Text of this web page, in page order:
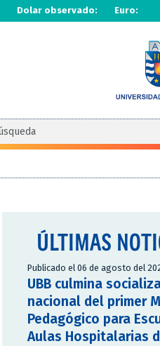
Dolar observado: Euro:
ÚLTIMAS
Publicado el 06 de agosto del
UBB culmina
nacional del primer
Pedagógico para
Aulas Hospitalarias